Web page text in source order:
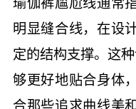
明显缝合线，在设
定的结构支撑。这
够更好地贴合身体
合那些追求曲线美